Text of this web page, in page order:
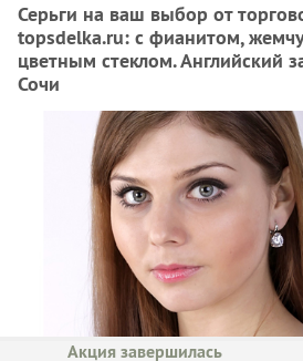
Серьги на ваш выбор от
topsdelka.ru: с фианитом,
цветным стеклом. Английский
Сочи
Акция завершилась